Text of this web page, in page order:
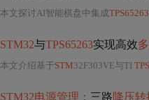
本文探讨AI智能棋盘中集成TPS65263
STM32与TPS65263实现高效
本文介绍基于STM32F303VE与TI
STM32电源管理： 三路降压转